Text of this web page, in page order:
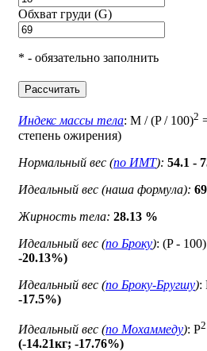
Обхват груди (G)
* - обязательно заполнить
Рассчитать
Индекс массы тела: M / (P / 100)2
степень ожирения)
Нормальный вес (по ИМТ): 54.1 -
Идеальный вес (наша формула):
Жирность тела: 28.13 %
Идеальный вес (по Броку): (P -
-20.13%)
Идеальный вес (по Броку-Бругшу):
-17.5%)
Идеальный вес (по Мохаммеду): P2
(-14.21кг; -17.76%)